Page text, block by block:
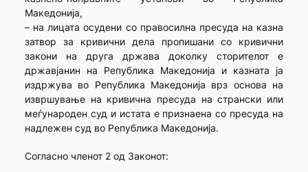
Македонија,
– на лицата осудени со правосилна пресуда на казна
затвор за кривични дела пропишани со кривични
закони на друга држава доколку сторителот е
државјанин на Република Македонија и казната ја
издржува во Република Македонија врз основа на
извршување на кривична пресуда на странски или
меѓународен суд и истата е признаена со пресуда на
надлежен суд во Република Македонија.
Согласно членот 2 од Законот: